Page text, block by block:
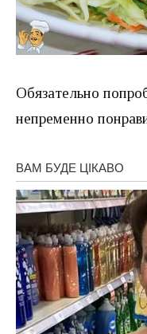
Обязательно
непременно